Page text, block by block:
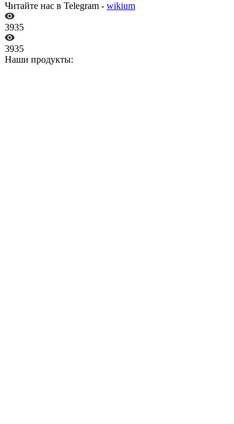
Читайте нас в Telegram - wikium
3935
3935
Наши продукты: